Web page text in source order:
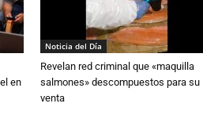
en
Noticia del Día
Revelan red criminal que «maquilla
salmones» descompuestos para su
venta